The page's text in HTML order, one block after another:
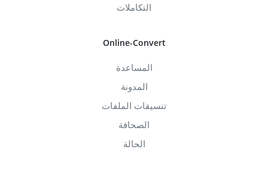
التكاملات
Online-Convert
المساعدة
المدونة
تنسيقات الملفات
الصحافة
الحالة